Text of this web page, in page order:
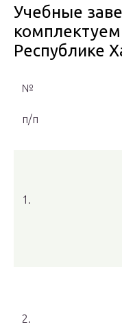
Учебные
Республике
№
п/п
1.
2.